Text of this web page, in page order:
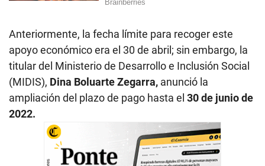
Anteriormente, la fecha límite para recoger este
apoyo económico era el 30 de abril; sin embargo, la
titular del Ministerio de Desarrollo e Inclusión Social
(MIDIS), Dina Boluarte Zegarra, anunció la
ampliación del plazo de pago hasta el 30 de junio de
2022.